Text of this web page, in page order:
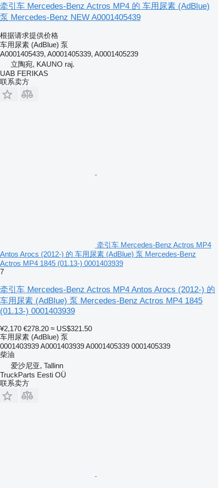
牵引车 Mercedes-Benz Actros MP4 的 车用尿素 (AdBlue)
泵 Mercedes-Benz NEW A0001405439
根据请求提供价格
车用尿素 (AdBlue) 泵
A0001405439, A0001405339, A0001405239
立陶宛, KAUNO raj.
UAB FERIKAS
联系卖方
牵引车 Mercedes-Benz Actros MP4
Antos Arocs (2012-) 的 车用尿素 (AdBlue) 泵 Mercedes-Benz
Actros MP4 1845 (01.13-) 0001403939
7
牵引车 Mercedes-Benz Actros MP4 Antos Arocs (2012-) 的
车用尿素 (AdBlue) 泵 Mercedes-Benz Actros MP4 1845
(01.13-) 0001403939
¥2,170 €278.20 ≈ US$321.50
车用尿素 (AdBlue) 泵
0001403939 A0001403939 A0001405339 0001405339
柴油
爱沙尼亚, Tallinn
TruckParts Eesti OÜ
联系卖方